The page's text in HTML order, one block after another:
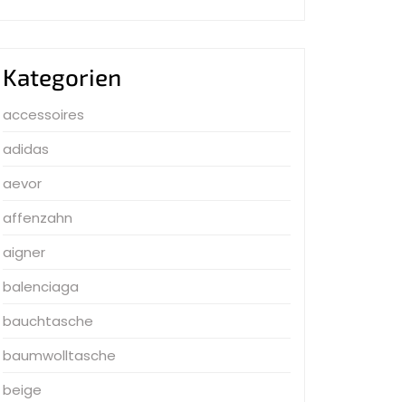
Kategorien
accessoires
adidas
aevor
affenzahn
aigner
balenciaga
bauchtasche
baumwolltasche
beige